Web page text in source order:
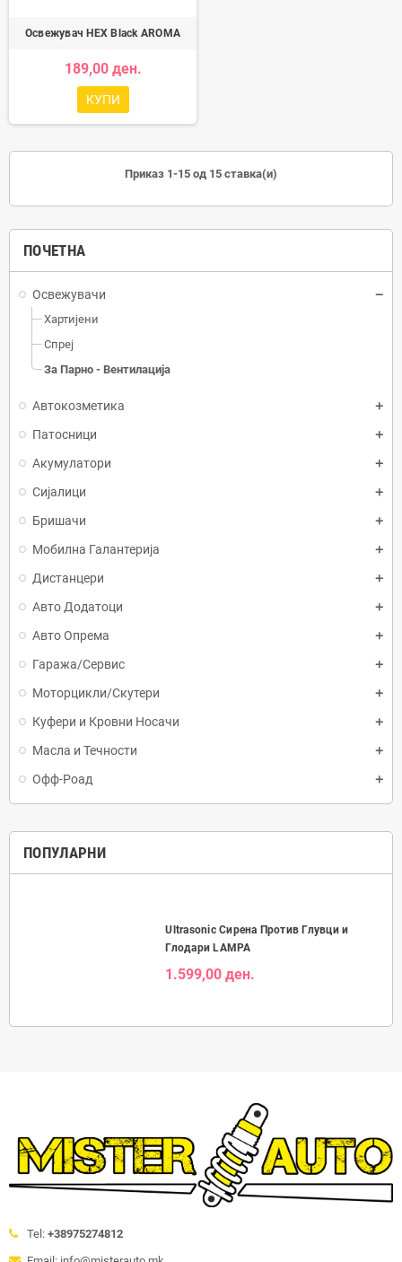
ПОЧЕТНА
Освежувачи
Хартијени
Спреј
За Парно - Вентилација
Автокозметика
Патосници
Акумулатори
Сијалици
Бришачи
Мобилна Галантерија
Дистанцери
Авто Додатоци
Авто Опрема
Гаража/Сервис
Моторцикли/Скутери
Куфери и Кровни Носачи
Масла и Течности
Офф-Роад
ПОПУЛАРНИ
Ultrasonic Сирена Против Глувци и
Глодари LAMPA
1.599,00 ден.
Освежувач HEX Black AROMA
189,00 ден.
КУПИ
Приказ 1-15 од 15 ставка(и)
Tel: +38975274812